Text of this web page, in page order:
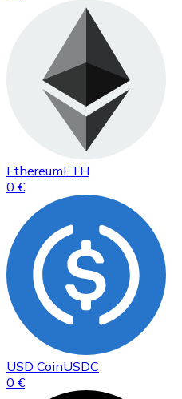
EthereumETH
0 €
USD CoinUSDC
0 €